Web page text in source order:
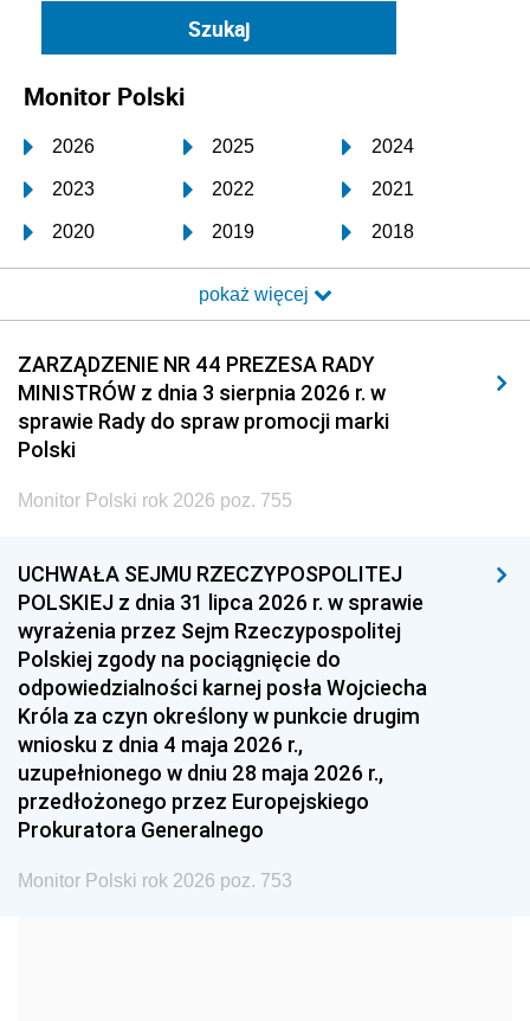
Monitor Polski
2026 2025 2024
2023 2022 2021
2020 2019 2018
2017 2016 2015
2014 2013 2012
2011 2010 2009
2008 2007 2006
2005
1996 1995 1994
1993 1992 1991
1990 1989
1987 1986 1985
1984 1983
1981 1980 1979
1978 1977
1975 1974
pokaż więcej
ZARZĄDZENIE NR 44 PREZESA RADY
MINISTRÓW z dnia 3 sierpnia 2026 r. w
sprawie Rady do spraw promocji marki
Polski
Monitor Polski rok 2026 poz. 755
UCHWAŁA SEJMU RZECZYPOSPOLITEJ
POLSKIEJ z dnia 31 lipca 2026 r. w sprawie
wyrażenia przez Sejm Rzeczypospolitej
Polskiej zgody na pociągnięcie do
odpowiedzialności karnej posła Wojciecha
Króla za czyn określony w punkcie drugim
wniosku z dnia 4 maja 2026 r.,
uzupełnionego w dniu 28 maja 2026 r.,
przedłożonego przez Europejskiego
Prokuratora Generalnego
Monitor Polski rok 2026 poz. 753